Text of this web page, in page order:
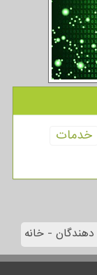
خدمات
- خانه